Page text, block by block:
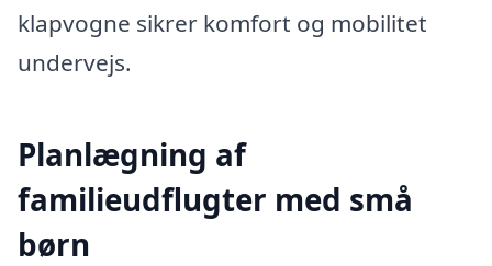
klapvogne sikrer komfort og mobilitet
undervejs.
Planlægning af
familieudflugter med små
børn